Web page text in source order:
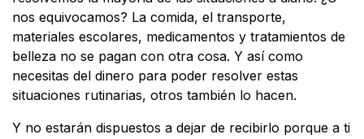
nos equivocamos? La comida, el transporte,
materiales escolares, medicamentos y tratamientos de
belleza no se pagan con otra cosa. Y así como
necesitas del dinero para poder resolver estas
situaciones rutinarias, otros también lo hacen.
Y no estarán dispuestos a dejar de recibirlo porque a ti